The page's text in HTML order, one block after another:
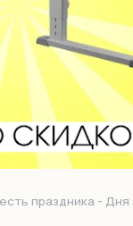
праздника -